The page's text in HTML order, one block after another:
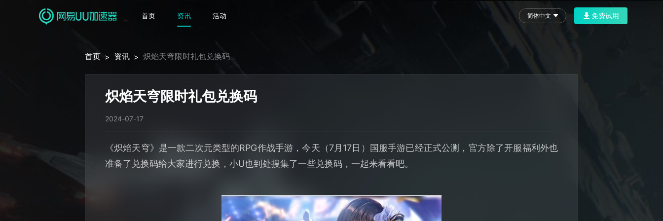
首页 资讯 活动 简体中文 免费试用
首页 > 资讯 > 炽焰天穹限时礼包兑换码
炽焰天穹限时礼包兑换码
2024-07-17
《炽焰天穹》是一款二次元类型的RPG作战手游，今天（7月17日）国服手游已经正式公测，官方除了开服福利外也
准备了兑换码给大家进行兑换，小U也到处搜集了一些兑换码，一起来看看吧。